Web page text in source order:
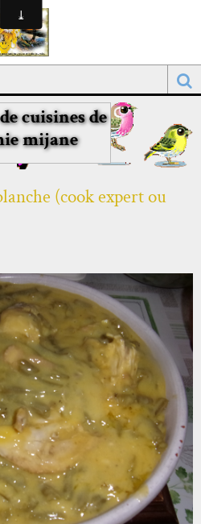
cuisines de
mijane
(cook expert ou